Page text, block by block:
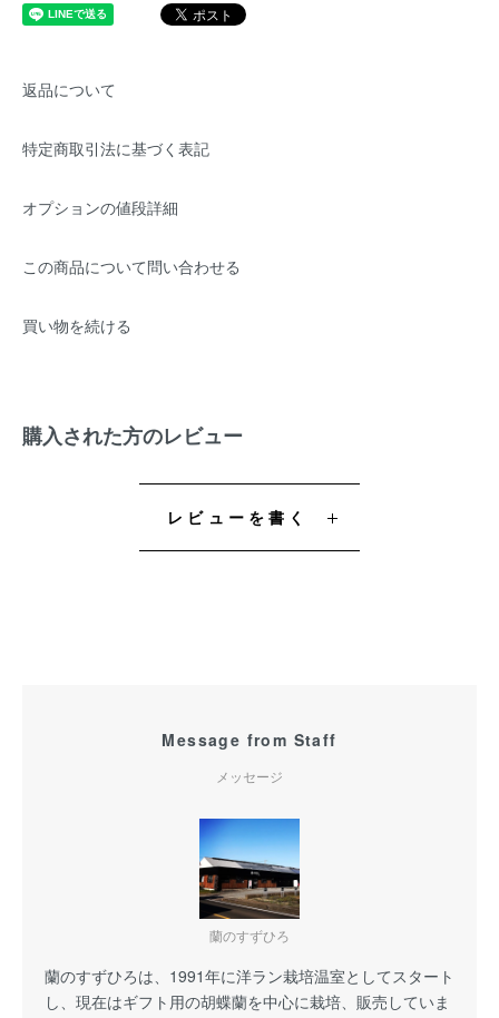
返品について
特定商取引法に基づく表記
オプションの値段詳細
この商品について問い合わせる
買い物を続ける
購入された方のレビュー
レビューを書く
Message from Staff
メッセージ
蘭のすずひろ
蘭のすずひろは、1991年に洋ラン栽培温室としてスタート
し、現在はギフト用の胡蝶蘭を中心に栽培、販売していま